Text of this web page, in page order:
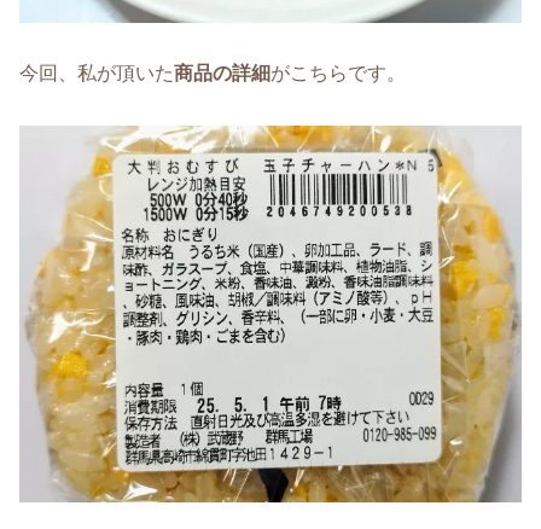
今回、私が頂いた商品の詳細がこちらです。